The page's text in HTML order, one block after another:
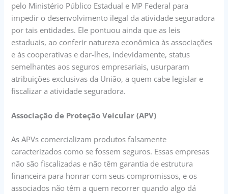
pelo Ministério Público Estadual e MP Federal para
impedir o desenvolvimento ilegal da atividade seguradora
por tais entidades. Ele pontuou ainda que as leis
estaduais, ao conferir natureza econômica às associações
e às cooperativas e dar-lhes, indevidamente, status
semelhantes aos seguros empresariais, usurparam
atribuições exclusivas da União, a quem cabe legislar e
fiscalizar a atividade seguradora.
Associação de Proteção Veicular (APV)
As APVs comercializam produtos falsamente
caracterizados como se fossem seguros. Essas empresas
não são fiscalizadas e não têm garantia de estrutura
financeira para honrar com seus compromissos, e os
associados não têm a quem recorrer quando algo dá